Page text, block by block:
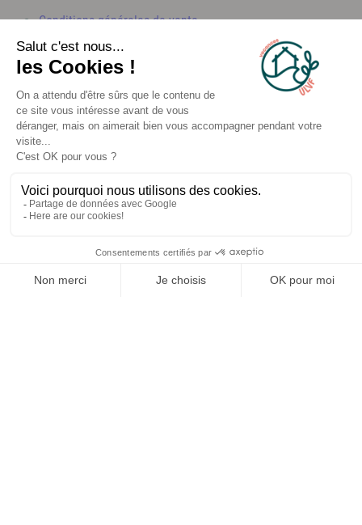
Conditions générales de vente
Assouplissement des conditions d'annulation
Gestion des cookies
Politique de confidentialité
Mentions légales
Made with pleasure with
🎁 C’est parti !
Tente ta chance maintenant.
Je tente ma chance